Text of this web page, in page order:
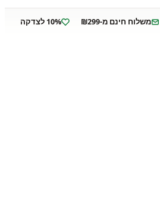
משלוח חינם מ-₪299 10% לצדקה